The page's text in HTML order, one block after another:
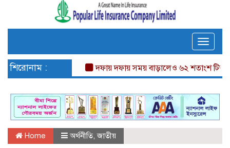
Toggle
শিরোনাম : দফায় দফায় সময় বাড়ালেও ৬২ শতাংশ
Home অর্থনীতি ,জাতীয়